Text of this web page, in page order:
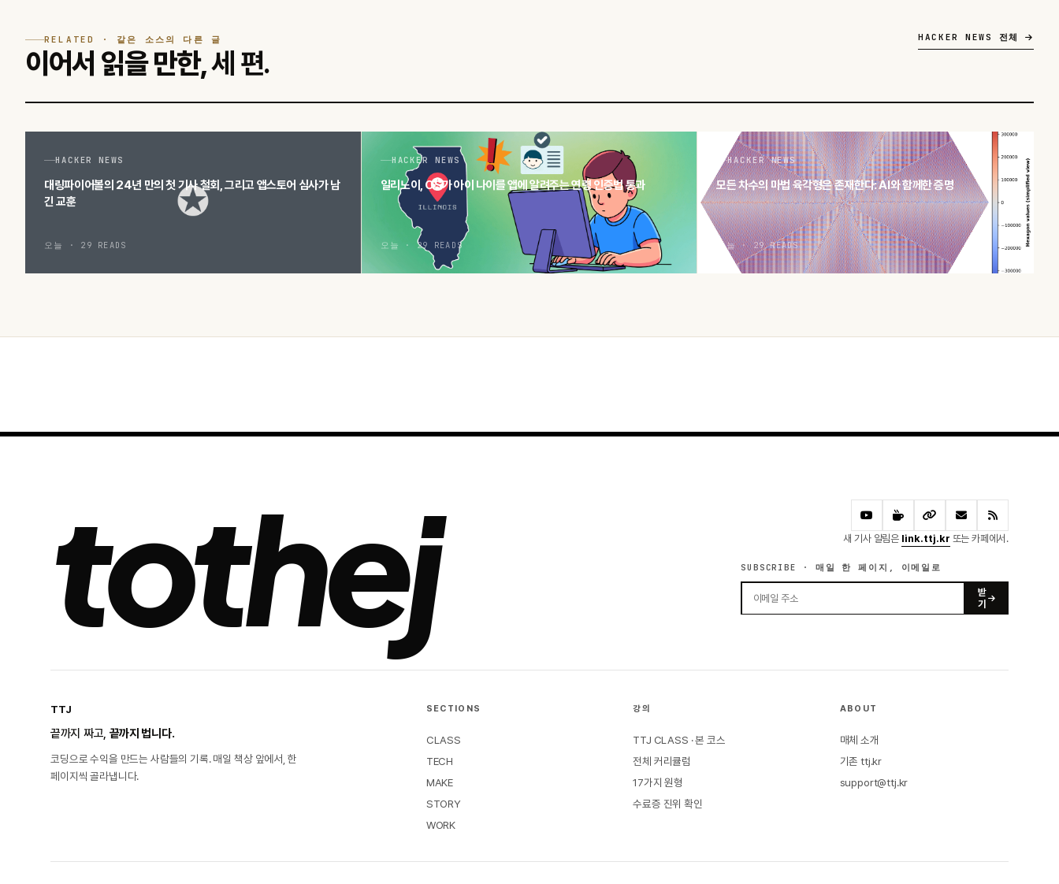
RELATED · 같은 소스의 다른 글
이어서 읽을 만한,세 편.
HACKER NEWS 전체
HACKER NEWS
대링파이어볼의 24년 만의 첫 기사 철회, 그리고 앱스토어 심사가 남
긴 교훈
오늘 · 29 READS
HACKER NEWS
일리노이, OS가 아이 나이를 앱에 알려주는 연령 인증법 통과
오늘 · 29 READS
HACKER NEWS
모든 차수의 마법 육각형은 존재한다: AI와 함께한 증명
오늘 · 29 READS
tothej 새 기사 알림은 link.ttj.kr 또는 카페에서.
SUBSCRIBE · 매일 한 페이지, 이메일로
받
기
TTJ
끝까지 짜고, 끝까지 법니다.
코딩으로 수익을 만드는 사람들의 기록. 매일 책상 앞에서, 한
페이지씩 골라냅니다.
SECTIONS
CLASS
TECH
MAKE
STORY
WORK
강의
TTJ CLASS · 본 코스
전체 커리큘럼
17가지 원형
수료증 진위 확인
ABOUT
매체 소개
기존 ttj.kr
support@ttj.kr